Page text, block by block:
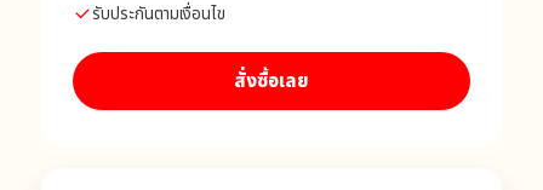
รับประกันตามเงื่อนไข
สั่งซื้อเลย